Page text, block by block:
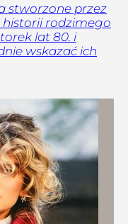
stworzone przez
historii rodzimego
lat 80. i
wskazać ich